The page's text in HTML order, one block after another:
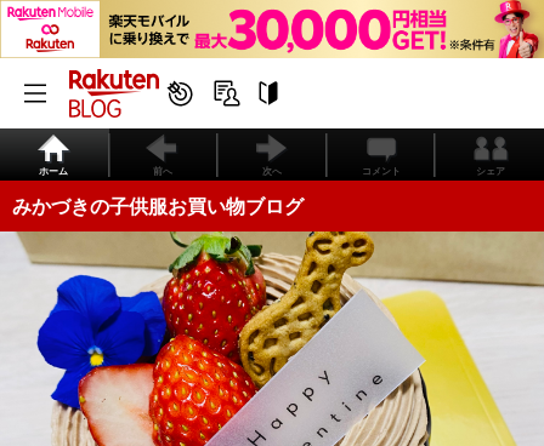
ホーム 前へ 次へ コメント シェア
みかづきの子供服お買い物ブログ